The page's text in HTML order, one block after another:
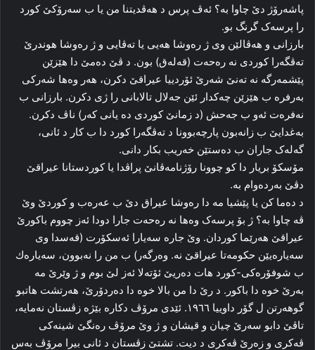
پاشەرۆژ دێ چاوا به‌؟ ئه‌ڤ پرس د هه‌ڤدیتنا من یا ب سه‌رۆکێ کورد
را پرسه‌ک گرنگ بو.
بارزانی و هه‌ڤالێن وی ژ ره‌وشا هه‌یی یا ته‌ڤایی و ژ ره‌وشا هوندرێ
ته‌ڤگه‌را کوردی نه‌ ره‌حه‌ت (قه‌له‌ق) بون. د ڤێ ده‌مێ دا‌ هێزێن
پێشمه‌رگه‌ نه‌ ته‌نێ شه‌رێ ئۆردییا عیراقێ دکرن، هه‌ر وه‌ها شه‌رکی
به‌رفره ب هێزێن چه‌کدار ئێن جه‌لال تالابانی را ژی دکرن. بارزانی ب
نه‌فره‌ت ئه‌و ب جه‌حش (د زمانێ کوردی ده‌ یانی که‌ر) ناڤ دکرن.
بەغدایێ ب زانه‌بون پارچه‌بوونا د ته‌ڤگه‌را کورد دا‌ ب کار د ئانی،
گه‌له‌ک جاران ب ده‌ستێن خه‌ریب بکار دانی.
مۆسکۆ بریار دا کو چوونا رۆژنامه‌ڤانێ پراڤدا یا کوردستانا عیراقێ
دڤێ به‌رده‌وام به‌.
د ده‌ما کن یا پێشیا مه‌ دا ره‌وشا عیراق دێ ب عه‌ره‌ب و کوردێ وێ
ڤه‌ چاوا به‌؟ ژ بۆ پرسه‌ک وه‌ها نه‌ ره‌حه‌ت جارا دودا ئه‌ز چووم باکورێ
عیراقێ ھەرێما کوردان. وێ‌ جاره‌ سەیارا ئه‌سکۆرت (قه‌سدا وی
سەیارەیێن حکومه‌تا عیراقێ نه‌. وه‌رگه‌ر) ب من را‌ نەبوون، سەیارەك
ب شوفۆره‌کی-کورد هات ده‌ریێ ئۆته‌لا ئه‌ز لێ بوم و ژ وێرێ مه‌
به‌رێ خوه‌ دا باکور. د رێ دا من بالا خوه‌ دا ده‌ردۆرێ، هه‌رتشت هاتبو
گوهه‌رتن ل گۆر داوییا ۱۹٦٦. ئێدی مرۆڤ دکاره‌ بێژه‌ زڤستان نه‌مایه‌،
تاڤێ دابو سه‌رێ چیان و قیشان و ژ وێ مرۆڤ ره‌نگێ شینه‌کی
ڤه‌کری و زه‌رێ ڤه‌کری د دیت. تشتێ زڤستان د ئانی بیرا مرۆڤ به‌س